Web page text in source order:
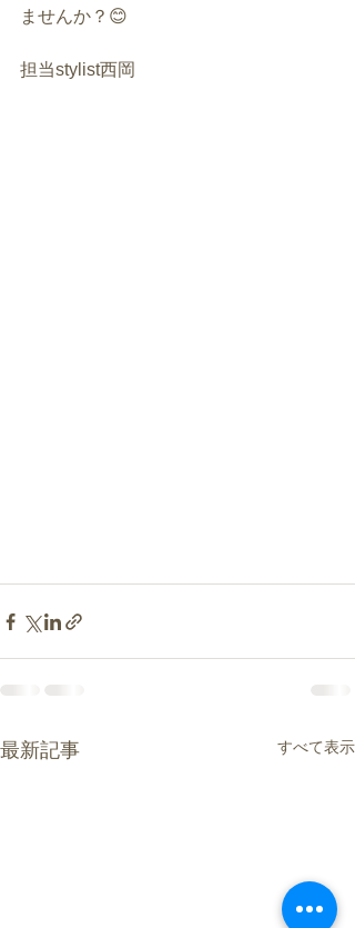
ませんか？😊
担当stylist西岡
最新記事 すべて表示